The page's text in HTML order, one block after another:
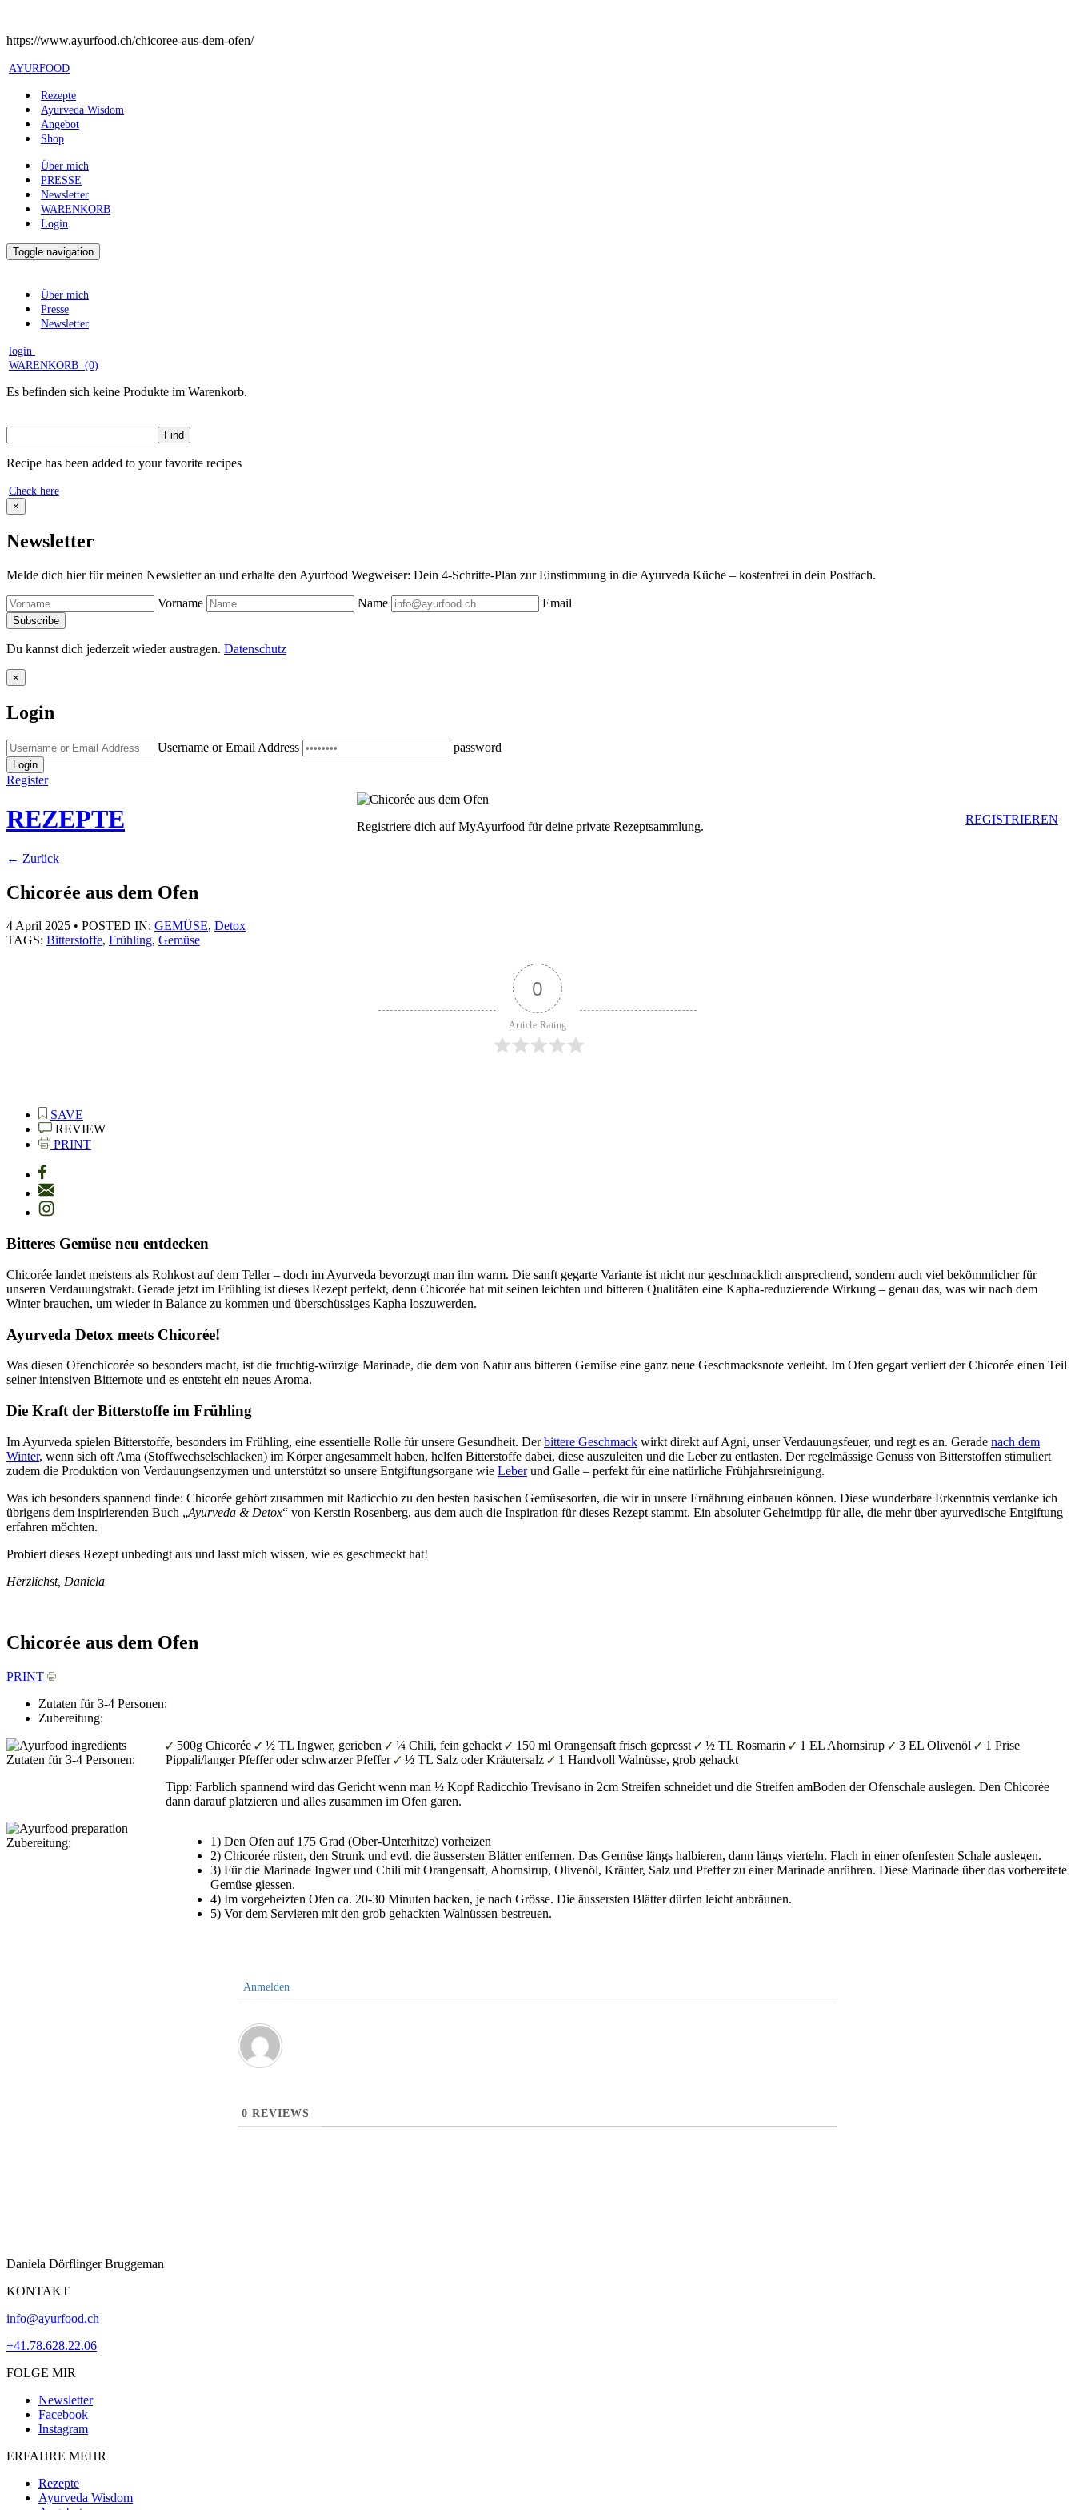
https://www.ayurfood.ch/chicoree-aus-dem-ofen/
AYURFOOD
Rezepte
Ayurveda Wisdom
Angebot
Shop
Über mich
PRESSE
Newsletter
WARENKORB
Login
Toggle navigation
Über mich
Presse
Newsletter
login
WARENKORB (0)
Es befinden sich keine Produkte im Warenkorb.
Recipe has been added to your favorite recipes
Check here
×
Newsletter
Melde dich hier für meinen Newsletter an und erhalte den Ayurfood Wegweiser: Dein 4-Schritte-Plan zur Einstimmung in die Ayurveda Küche – kostenfrei in dein Postfach.
Vorname Name Email
Du kannst dich jederzeit wieder austragen. Datenschutz
×
Login
Username or Email Address password
Login
Register
REZEPTE Registriere dich auf MyAyurfood für deine private Rezeptsammlung.
REGISTRIEREN
← Zurück
Chicorée aus dem Ofen
4 April 2025 • POSTED IN: GEMÜSE, Detox
TAGS: Bitterstoffe, Frühling, Gemüse
0
Article Rating
SAVE
REVIEW
PRINT
Bitteres Gemüse neu entdecken
Chicorée landet meistens als Rohkost auf dem Teller – doch im Ayurveda bevorzugt man ihn warm. Die sanft gegarte Variante ist nicht nur geschmacklich ansprechend, sondern auch viel bekömmlicher für
unseren Verdauungstrakt. Gerade jetzt im Frühling ist dieses Rezept perfekt, denn Chicorée hat mit seinen leichten und bitteren Qualitäten eine Kapha-reduzierende Wirkung – genau das, was wir nach dem
Winter brauchen, um wieder in Balance zu kommen und überschüssiges Kapha loszuwerden.
Ayurveda Detox meets Chicorée!
Was diesen Ofenchicorée so besonders macht, ist die fruchtig-würzige Marinade, die dem von Natur aus bitteren Gemüse eine ganz neue Geschmacksnote verleiht. Im Ofen gegart verliert der Chicorée einen Teil
seiner intensiven Bitternote und es entsteht ein neues Aroma.
Die Kraft der Bitterstoffe im Frühling
Im Ayurveda spielen Bitterstoffe, besonders im Frühling, eine essentielle Rolle für unsere Gesundheit. Derbittere Geschmack wirkt direkt auf Agni, unser Verdauungsfeuer, und regt es an. Gerade nach dem
Winter, wenn sich oft Ama (Stoffwechselschlacken) im Körper angesammelt haben, helfen Bitterstoffe dabei, diese auszuleiten und die Leber zu entlasten. Der regelmässige Genuss von Bitterstoffen stimuliert
zudem die Produktion von Verdauungsenzymen und unterstützt so unsere Entgiftungsorgane wie Leberund Galle – perfekt für eine natürliche Frühjahrsreinigung.
Was ich besonders spannend finde: Chicorée gehört zusammen mit Radicchio zu den besten basischen Gemüsesorten, die wir in unsere Ernährung einbauen können. Diese wunderbare Erkenntnis verdanke ich
übrigens dem inspirierenden Buch „Ayurveda & Detox“ von Kerstin Rosenberg, aus dem auch die Inspiration für dieses Rezept stammt. Ein absoluter Geheimtipp für alle, die mehr über ayurvedische Entgiftung
erfahren möchten.
Probiert dieses Rezept unbedingt aus und lasst mich wissen, wie es geschmeckt hat!
Herzlichst, Daniela
Chicorée aus dem Ofen
PRINT
Zutaten für 3-4 Personen:
Zubereitung:
Zutaten für 3-4 Personen:
500g Chicorée ½ TL Ingwer, gerieben ¼ Chili, fein gehackt 150 ml Orangensaft frisch gepresst ½ TL Rosmarin 1 EL Ahornsirup 3 EL Olivenöl
1 Prise
Pippali/langer Pfeffer oder schwarzer Pfeffer
½ TL Salz oder Kräutersalz
1 Handvoll Walnüsse, grob gehackt
Tipp: Farblich spannend wird das Gericht wenn man ½ Kopf Radicchio Trevisano in 2cm Streifen schneidet und die Streifen amBoden der Ofenschale auslegen. Den Chicorée
dann darauf platzieren und alles zusammen im Ofen garen.
Zubereitung:
1) Den Ofen auf 175 Grad (Ober-Unterhitze) vorheizen
2) Chicorée rüsten, den Strunk und evtl. die äussersten Blätter entfernen. Das Gemüse längs halbieren, dann längs vierteln. Flach in einer ofenfesten Schale auslegen.
3) Für die Marinade Ingwer und Chili mit Orangensaft, Ahornsirup, Olivenöl, Kräuter, Salz und Pfeffer zu einer Marinade anrühren. Diese Marinade über das vorbereitete
Gemüse giessen.
4) Im vorgeheizten Ofen ca. 20-30 Minuten backen, je nach Grösse. Die äussersten Blätter dürfen leicht anbräunen.
5) Vor dem Servieren mit den grob gehackten Walnüssen bestreuen.
Anmelden
0 REVIEWS
Daniela Dörflinger Bruggeman
KONTAKT
info@ayurfood.ch
+41.78.628.22.06
FOLGE MIR
Newsletter
Facebook
Instagram
ERFAHRE MEHR
Rezepte
Ayurveda Wisdom